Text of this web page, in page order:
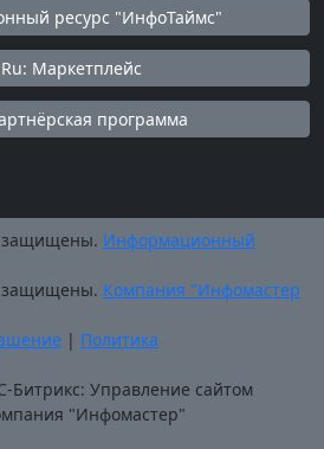
ресурс "ИнфоТаймс"
Маркетплейс
программа
защищены. Информационный
защищены. Компания "Инфомастер
| Политика
Битрикс: Управление сайтом
"Инфомастер"